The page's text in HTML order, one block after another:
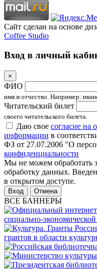
Сайт сделан на основе
Coffee Studio
Вход в личный
×
ФИО
имя и отчество. Например:
Читательский билет
своего читательского билета.
Даю свое согласие на
информации в
ФЗ от 27.07.2006 "О
конфиденциальности
Мы не можем обработать
обработку данных.
в открытом доступе.
Отмена
ВСЕ БАННЕРЫ